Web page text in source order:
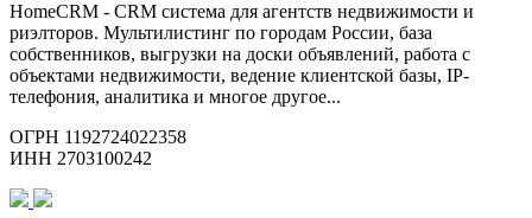
HomeCRM - CRM система для агентств недвижимости и
риэлторов. Мультилистинг по городам России, база
собственников, выгрузки на доски объявлений, работа с
объектами недвижимости, ведение клиентской базы, IP-
телефония, аналитика и многое другое...
ОГРН 1192724022358
ИНН 2703100242